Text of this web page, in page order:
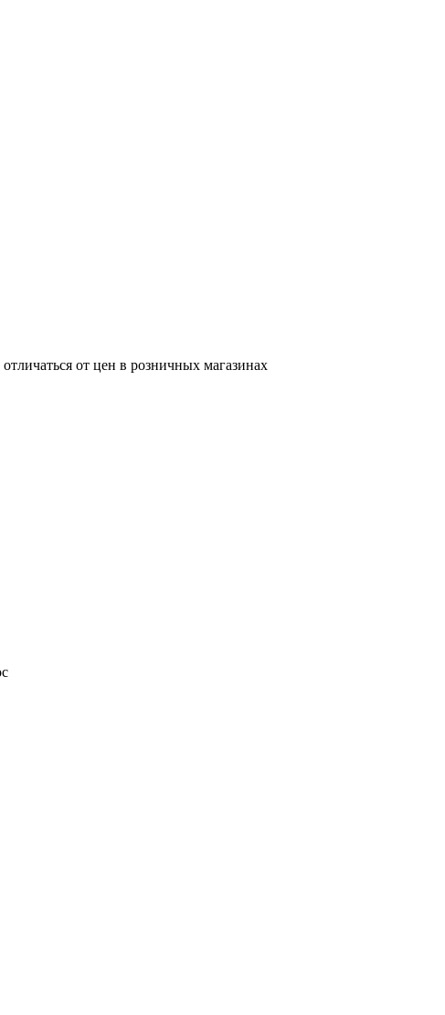
от цен в розничных магазинах